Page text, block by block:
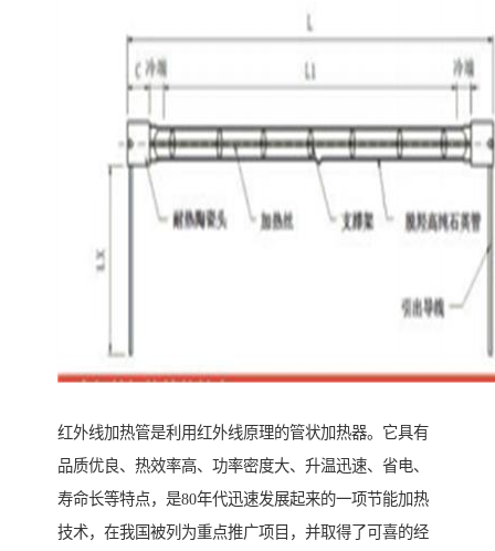
红外线加热管是利用红外线原理的管状加热器。它具有
品质优良、热效率高、功率密度大、升温迅速、省电、
寿命长等特点，是80年代迅速发展起来的一项节能加热
技术，在我国被列为重点推广项目，并取得了可喜的经